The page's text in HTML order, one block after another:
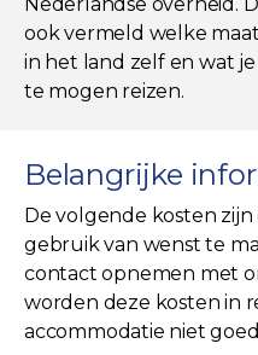
ook vermeld welke
in het land zelf en wat
te mogen reizen.
Belangrijke
De volgende kosten
gebruik van wenst te
contact opnemen met
worden deze kosten in
accommodatie niet